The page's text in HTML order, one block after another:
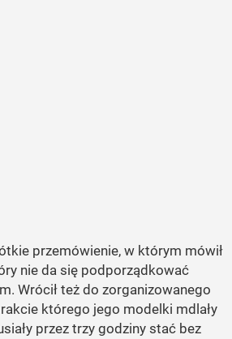
przemówienie, w którym mówił
nie da się podporządkować
Wrócił też do zorganizowanego
którego jego modelki mdlały
przez trzy godziny stać bez